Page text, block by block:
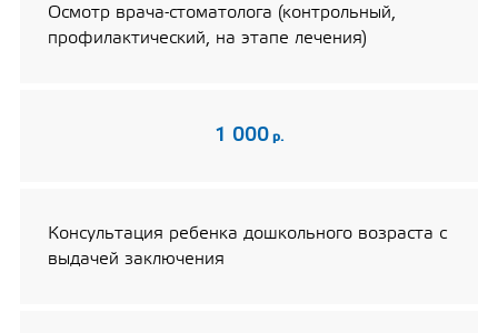
Осмотр врача-стоматолога (контрольный,
профилактический, на этапе лечения)
1 000 р.
Консультация ребенка дошкольного возраста с
выдачей заключения